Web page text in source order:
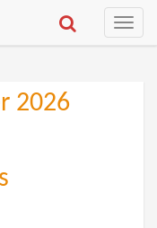
Toggle
2026